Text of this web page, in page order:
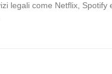
legali come Netflix, Spotify